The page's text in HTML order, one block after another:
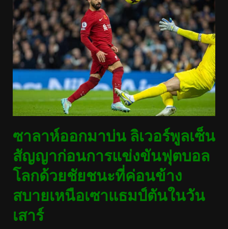
ซาลาห์ออกมาบ่น ลิเวอร์พูลเซ็น
สัญญาก่อนการแข่งขันฟุตบอล
โลกด้วยชัยชนะที่ค่อนข้าง
สบายเหนือเซาแธมป์ตันในวัน
เสาร์